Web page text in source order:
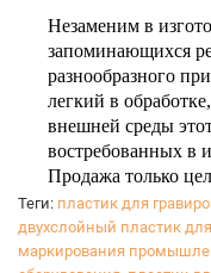
Незаменим в
запоминающихся
разнообразного
легкий в
внешней среды
востребованных в
Продажа только
матовом, так и
Толщина
Теги: пластик для
двухслойный пластик
маркирования